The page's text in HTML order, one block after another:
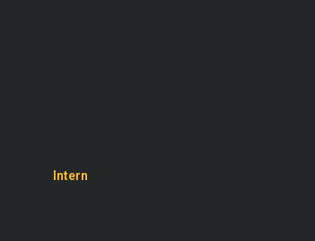
Intern